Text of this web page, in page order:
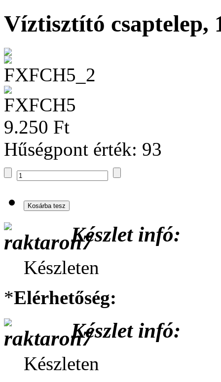
Víztisztító csaptelep,
9.250 Ft
Hűségpont érték: 93
Készlet infó:
Készleten
*Elérhetőség:
Készlet infó:
Készleten